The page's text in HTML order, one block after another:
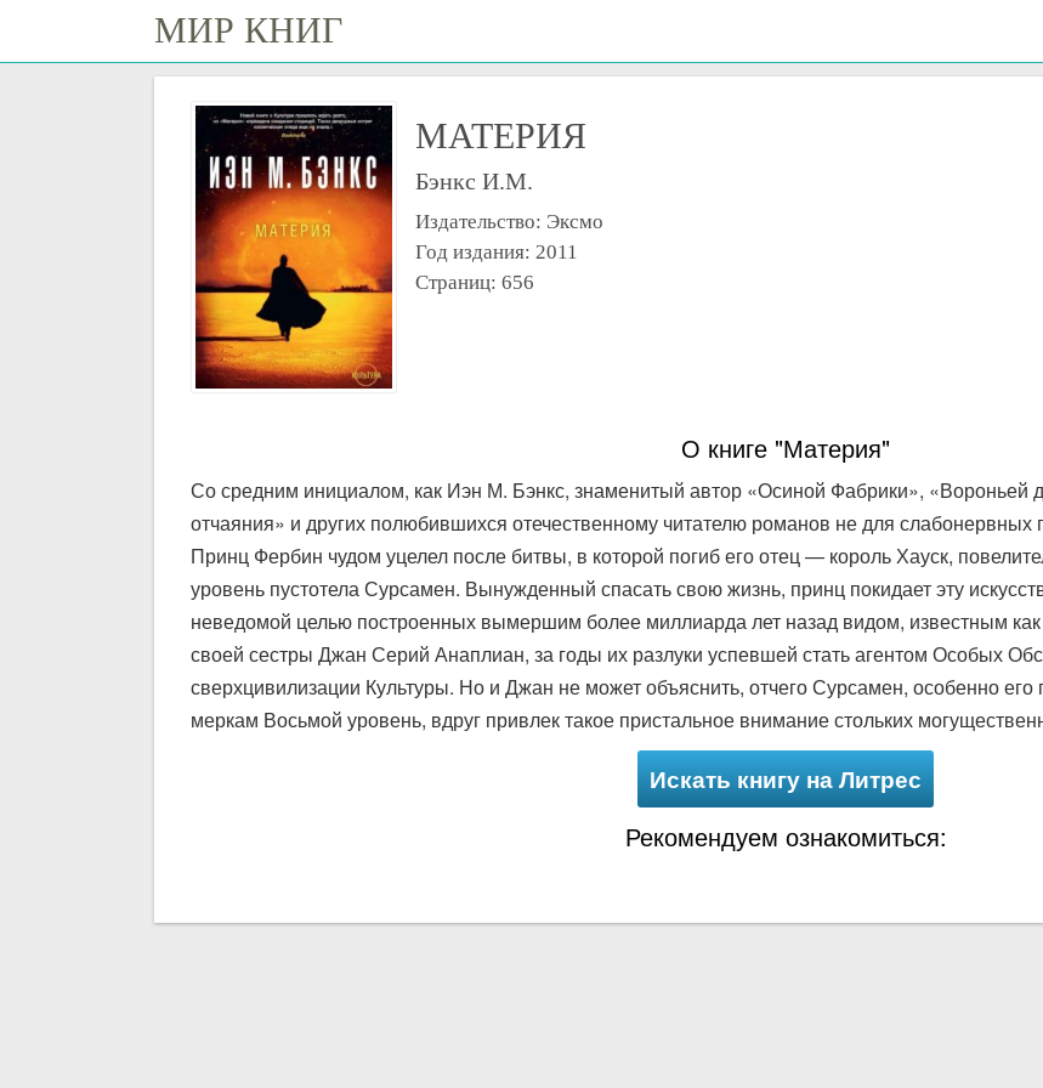
МИР КНИГ
МАТЕРИЯ
Бэнкс И.М.
Издательство: Эксмо
Год издания: 2011
Страниц: 656
О книге "Материя"
Со средним инициалом, как Иэн М. Бэнкс, знаменитый автор «Осиной Фабрики», «Вороньей
отчаяния» и других полюбившихся отечественному читателю романов не для слабонервных
Принц Фербин чудом уцелел после битвы, в которой погиб его отец — король Хауск,
уровень пустотела Сурсамен. Вынужденный спасать свою жизнь, принц покидает эту
неведомой целью построенных вымершим более миллиарда лет назад видом, известным
своей сестры Джан Серий Анаплиан, за годы их разлуки успевшей стать агентом Особых
сверхцивилизации Культуры. Но и Джан не может объяснить, отчего Сурсамен, особенно его
меркам Восьмой уровень, вдруг привлек такое пристальное внимание стольких
Искать книгу на Литрес
Рекомендуем ознакомиться: